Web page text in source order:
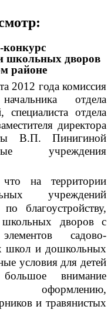
школьных дворов
районе
2012 года комиссия
отдела
отдела
директора
В.П. Пинигиной
учреждения
на территории
учреждений
благоустройству,
школьных дворов с
садово-
школ и дошкольных
условия для детей
внимание
оформлению,
и травянистых